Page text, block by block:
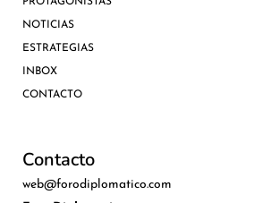
NOTICIAS
ESTRATEGIAS
INBOX
CONTACTO
Contacto
web@forodiplomatico.com